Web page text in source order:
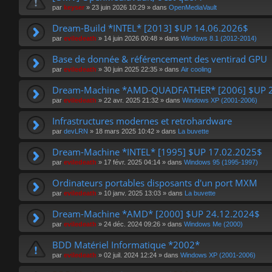
par keyser » 23 juin 2026 10:29 » dans OpenMediaVault
Dream-Build *INTEL* [2013] $UP 14.06.2026$
par eviledeath » 14 juin 2026 00:48 » dans Windows 8.1 (2012-2014)
Base de donnée & référencement des ventirad GPU
par eviledeath » 30 juin 2025 22:35 » dans Air cooling
Dream-Machine *AMD-QUADFATHER* [2006] $UP
par eviledeath » 22 avr. 2025 21:32 » dans Windows XP (2001-2006)
Infrastructures modernes et retrohardware
par devLRN » 18 mars 2025 10:42 » dans La buvette
Dream-Machine *INTEL* [1995] $UP 17.02.2025$
par eviledeath » 17 févr. 2025 04:14 » dans Windows 95 (1995-1997)
Ordinateurs portables disposants d'un port MXM
par eviledeath » 10 janv. 2025 13:03 » dans La buvette
Dream-Machine *AMD* [2000] $UP 24.12.2024$
par eviledeath » 24 déc. 2024 09:26 » dans Windows Me (2000)
BDD Matériel Informatique *2002*
par eviledeath » 02 juil. 2024 12:24 » dans Windows XP (2001-2006)